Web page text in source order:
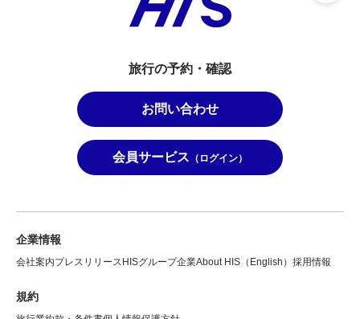
旅行の予約・確認
お問い合わせ
会員サービス （ログイン）
企業情報
会社案内プレスリリース HISグループ企業About HIS（English） 採用情報
規約